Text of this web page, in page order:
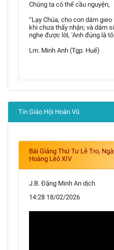
Chúng ta có thể cầu nguyện,
“Lạy Chúa, cho con dám
khi chưa thấy nhận; và dám
nghe được lời, ‘Anh đúng là
Lm. Minh Anh (Tgp. Huế)
Tin Giáo Hội Hoàn Vũ
Bài Giảng Thứ Tư Lễ Tro,
Hoàng Lêô XIV
J.B. Đặng Minh An dịch
14:28 18/02/2026